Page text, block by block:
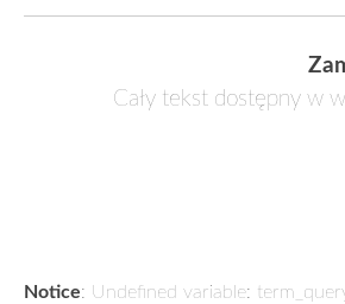
Cały tekst dostępny w
Notice: Undefined variable: